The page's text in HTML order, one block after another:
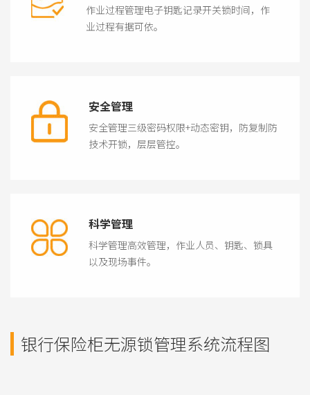
作业过程管理电子钥匙记录开关锁时间，作
业过程有据可依。
安全管理
安全管理三级密码权限+动态密钥，防复制防
技术开锁，层层管控。
科学管理
科学管理高效管理，作业人员、钥匙、锁具
以及现场事件。
银行保险柜无源锁管理系统流程图